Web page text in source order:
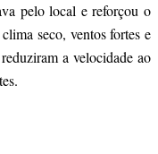
pelo local e reforçou o
seco, ventos fortes e
a velocidade ao